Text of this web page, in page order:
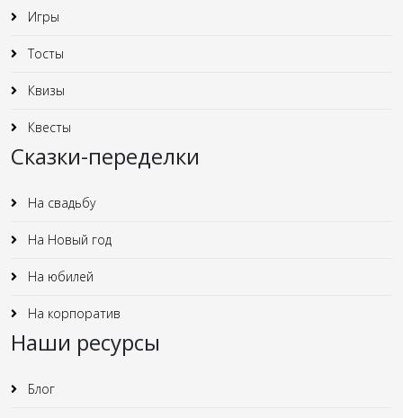
Игры
Тосты
Квизы
Квесты
Сказки-переделки
На свадьбу
На Новый год
На юбилей
На корпоратив
Наши ресурсы
Блог